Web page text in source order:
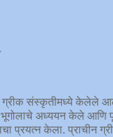
ग्रीक संस्कृतीमध्ये केलेले
भूगोलाचे अध्ययन केले आणि
प्रयत्न केला. प्राचीन